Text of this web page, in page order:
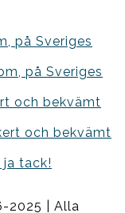
på Sveriges
på Sveriges
och bekvämt
och bekvämt
ja tack!
2025 | Alla